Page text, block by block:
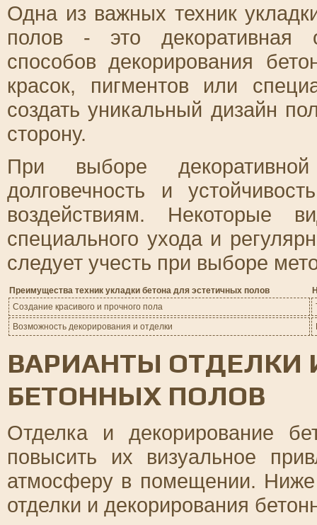
Одна из важных техник
полов - это декоративная
способов декорирования
красок, пигментов или
создать уникальный дизайн
сторону.
При выборе
долговечность и
воздействиям. Некоторые
специального ухода и
следует учесть при выборе
Преимущества техник укладки бетона для эстетичных полов
Создание красивого и прочного пола
Возможность декорирования и отделки
ВАРИАНТЫ ОТДЕЛКИ
БЕТОННЫХ ПОЛОВ
Отделка и декорирование
повысить их визуальное
атмосферу в помещении.
отделки и декорирования